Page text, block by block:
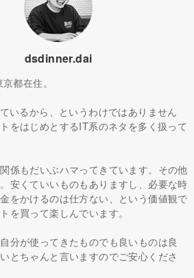
dsdinner.dai
都在住。
いるから、というわけではありません
をはじめとするIT系のネタを多く扱って
係もだいぶハマってきています。その他
安くていいものもありますし、必要な時
をかけるのは仕方ない、という価値観で
を買って楽しんでいます。
分が使ってきたものでも良いものは良
とちゃんと言いますのでご安心くださ